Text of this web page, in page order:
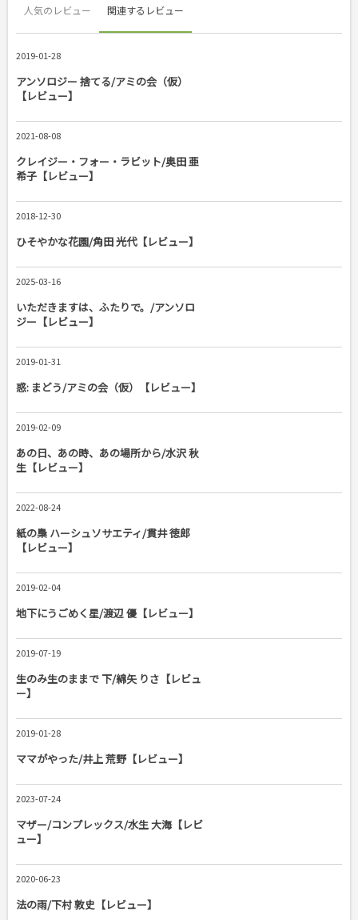
人気のレビュー 関連するレビュー
2019-01-28
アンソロジー 捨てる/アミの会（仮）
【レビュー】
2021-08-08
クレイジー・フォー・ラビット/奥田 亜
希子【レビュー】
2018-12-30
ひそやかな花園/角田 光代【レビュー】
2025-03-16
いただきますは、ふたりで。/アンソロ
ジー【レビュー】
2019-01-31
惑: まどう/アミの会（仮）【レビュー】
2019-02-09
あの日、あの時、あの場所から/水沢 秋
生【レビュー】
2022-08-24
紙の梟 ハーシュソサエティ/貫井 徳郎
【レビュー】
2019-02-04
地下にうごめく星/渡辺 優【レビュー】
2019-07-19
生のみ生のままで 下/綿矢 りさ【レビュ
ー】
2019-01-28
ママがやった/井上 荒野【レビュー】
2023-07-24
マザー/コンプレックス/水生 大海【レビ
ュー】
2020-06-23
法の雨/下村 敦史【レビュー】